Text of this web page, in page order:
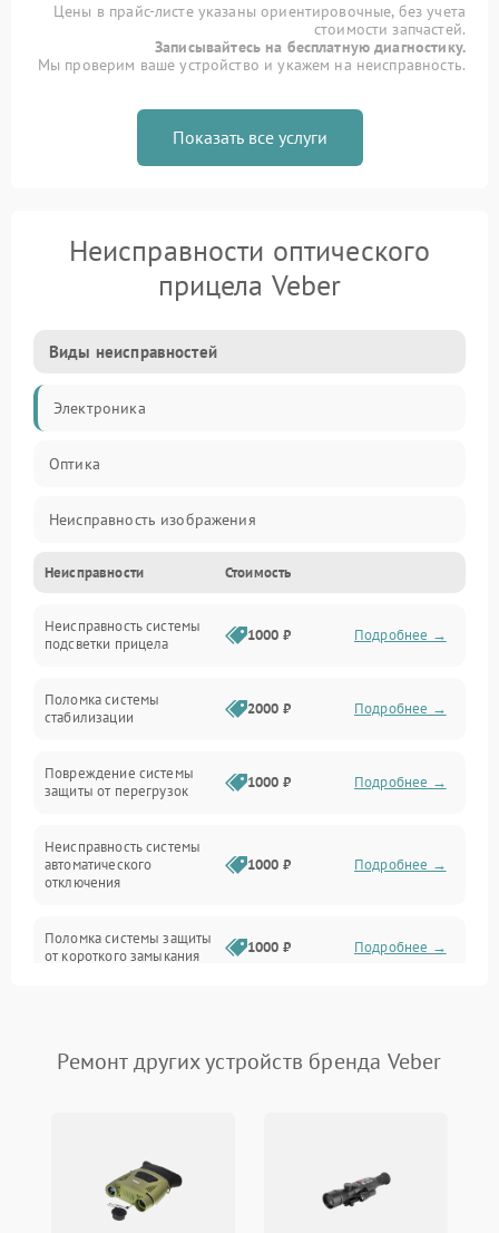
Цены в прайс-листе указаны ориентировочные, без учета
стоимости запчастей.
Записывайтесь на бесплатную диагностику.
Мы проверим ваше устройство и укажем на неисправность.
Показать все услуги
Неисправности оптического
прицела Veber
Виды неисправностей
Электроника
Оптика
Неисправность изображения
Механические повреждения
Неисправность фокусировки и оптики
Электропитание
Механика
Корпус/Герметичность
Неисправности Стоимость
Неисправность системы
подсветки прицела
1000 ₽ Подробнее →
Поломка системы
стабилизации
2000 ₽ Подробнее →
Повреждение системы
защиты от перегрузок
1000 ₽ Подробнее →
Неисправность системы
автоматического
отключения
1000 ₽ Подробнее →
Поломка системы защиты
от короткого замыкания
1000 ₽ Подробнее →
Неисправность системы
защиты от замыкания
Подробнее →
Ремонт других устройств бренда Veber